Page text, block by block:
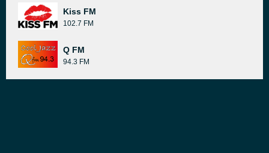
Kiss FM
102.7 FM
Q FM
94.3 FM